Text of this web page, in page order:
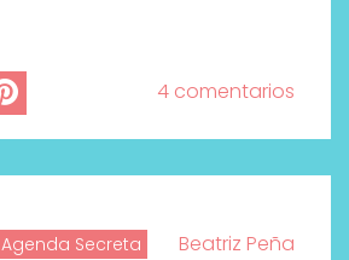
4 comentarios
Agenda Secreta Beatriz Peña